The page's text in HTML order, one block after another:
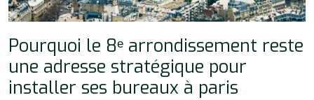
Pourquoi le 8ᵉ arrondissement reste
une adresse stratégique pour
installer ses bureaux à paris